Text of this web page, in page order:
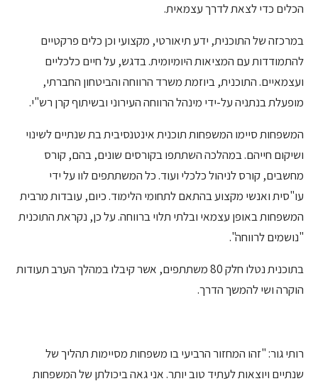
הכלים כדי לצאת לדרך עצמאית.
במרכזה של התוכנית, ידע תיאורטי, מקצועי וכן כלים פרקטיים
להתמודדות עם המציאות היומיומית. בדגש, על חיים כלכליים
ועצמאיים. התוכנית, ביוזמת משרד הרווחה והביטחון החברתי,
מופעלת בנתניה על-ידי מינהל הרווחה העירוני ובשיתוף קרן רש"י.
המשפחות סיימו המשפחות תוכנית אינטנסיבית בת שנתיים לשינוי
ושיקום חייהם. במהלכה השתתפו בקורסים שונים, בהם, קורס
מחשבים, קורס לניהול כלכלי ועוד. כל המשתתפים לוו על ידי
עו"סית ואנשי מקצוע בהתאם לתחומי הלימוד. כיום, עובדות מרבית
המשפחות באופן עצמאי ובלתי תלוי ברווחה. על כן, נקראת התוכנית
"נושמים לרווחה".
בתוכנית נטלו חלק 80 משתתפים, אשר קיבלו במהלך הערב תעודות
הוקרה ושי להמשך הדרך.
רותי גור: "זהו המחזור הרביעי בו משפחות מסיימות תהליך של
שנתיים ויוצאות לעתיד טוב יותר. אני גאה ביכולתן של המשפחות